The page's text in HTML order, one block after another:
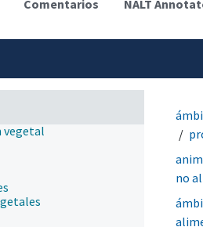
Comentarios NALT
vegetal
no